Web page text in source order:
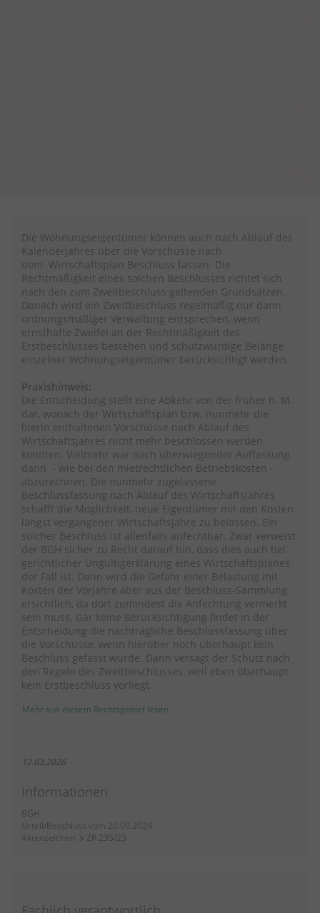
Die Wohnungseigentümer können auch nach Ablauf des
Kalenderjahres über die Vorschüsse nach
dem Wirtschaftsplan Beschluss fassen. Die
Rechtmäßigkeit eines solchen Beschlusses richtet sich
nach den zum Zweitbeschluss geltenden Grundsätzen.
Danach wird ein Zweitbeschluss regelmäßig nur dann
ordnungsmäßiger Verwaltung entsprechen, wenn
ernsthafte Zweifel an der Rechtmäßigkeit des
Erstbeschlusses bestehen und schutzwürdige Belange
einzelner Wohnungseigentümer berücksichtigt werden.
Praxishinweis:
Die Entscheidung stellt eine Abkehr von der früher h. M.
dar, wonach der Wirtschaftsplan bzw. nunmehr die
hierin enthaltenen Vorschüsse nach Ablauf des
Wirtschaftsjahres nicht mehr beschlossen werden
konnten. Vielmehr war nach überwiegender Auffassung
dann - wie bei den mietrechtlichen Betriebskosten -
abzurechnen. Die nunmehr zugelassene
Beschlussfassung nach Ablauf des Wirtschaftsjahres
schafft die Möglichkeit, neue Eigentümer mit den Kosten
längst vergangener Wirtschaftsjahre zu belassen. Ein
solcher Beschluss ist allenfalls anfechtbar. Zwar verweist
der BGH sicher zu Recht darauf hin, dass dies auch bei
gerichtlicher Ungültigerklärung eines Wirtschaftsplanes
der Fall ist. Dann wird die Gefahr einer Belastung mit
Kosten der Vorjahre aber aus der Beschluss-Sammlung
ersichtlich, da dort zumindest die Anfechtung vermerkt
sein muss. Gar keine Berücksichtigung findet in der
Entscheidung die nachträgliche Beschlussfassung über
die Vorschüsse, wenn hierüber noch überhaupt kein
Beschluss gefasst wurde. Dann versagt der Schutz nach
den Regeln des Zweitbeschlusses, weil eben überhaupt
kein Erstbeschluss vorliegt.
Mehr aus diesem Rechtsgebiet lesen
12.03.2026
Informationen
BGH
Urteil/Beschluss vom 20.09.2024
Aktenzeichen: V ZR 235/23